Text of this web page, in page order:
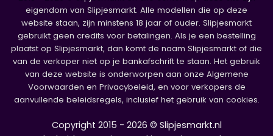
eigendom van Slipjesmarkt. Alle modellen die op deze
website staan, zijn minstens 18 jaar of ouder. Slipjesmarkt
gebruikt geen credits voor betalingen. Als je een bestelling
plaatst op Slipjesmarkt, dan komt de naam Slipjesmarkt of die
van de verkoper niet op je bankafschrift te staan. Het gebruik
van deze website is onderworpen aan onze Algemene
Voorwaarden en Privacybeleid, en voor verkopers de
aanvullende beleidsregels, inclusief het gebruik van cookies.
Copyright 2015 - 2026 © Slipjesmarkt.nl